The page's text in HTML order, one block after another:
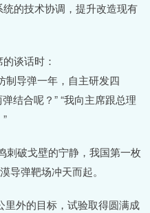
的技术协调，提升改造现有
谈话时：
制导弹一年，自主研发四
结合呢？” “我向主席跟总理
刺破戈壁的宁静，我国第一枚
导弹靶场冲天而起。
里外的目标，试验取得圆满成